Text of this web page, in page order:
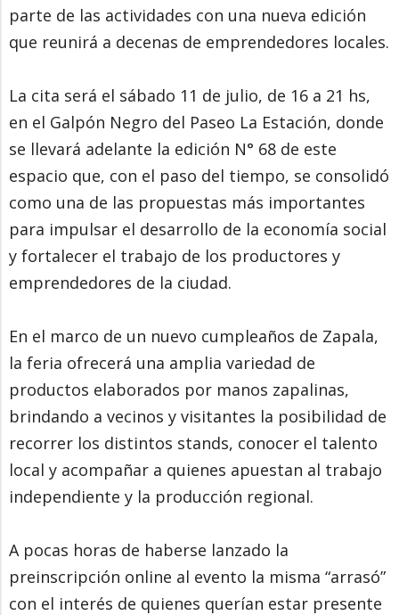
parte de las actividades con una nueva edición
que reunirá a decenas de emprendedores locales.
La cita será el sábado 11 de julio, de 16 a 21 hs,
en el Galpón Negro del Paseo La Estación, donde
se llevará adelante la edición N° 68 de este
espacio que, con el paso del tiempo, se consolidó
como una de las propuestas más importantes
para impulsar el desarrollo de la economía social
y fortalecer el trabajo de los productores y
emprendedores de la ciudad.
En el marco de un nuevo cumpleaños de Zapala,
la feria ofrecerá una amplia variedad de
productos elaborados por manos zapalinas,
brindando a vecinos y visitantes la posibilidad de
recorrer los distintos stands, conocer el talento
local y acompañar a quienes apuestan al trabajo
independiente y la producción regional.
A pocas horas de haberse lanzado la
preinscripción online al evento la misma “arrasó”
con el interés de quienes querían estar presente